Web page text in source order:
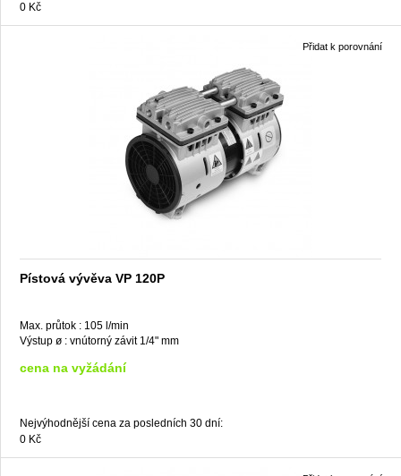
0 Kč
Pístová vývěva VP 120P
Max. průtok : 105 l/min
Výstup ø : vnútorný závit 1/4" mm
cena na vyžádání
Nejvýhodnější cena za posledních 30 dní:
0 Kč
Přidat k porovnání